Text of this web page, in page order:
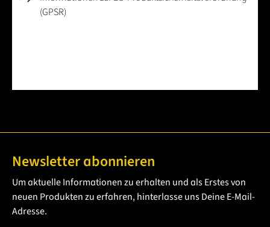
(GPSR)
Newsletter abonnieren
Um aktuelle Informationen zu erhalten und als Erstes von
neuen Produkten zu erfahren, hinterlasse uns Deine E-Mail-
Adresse.